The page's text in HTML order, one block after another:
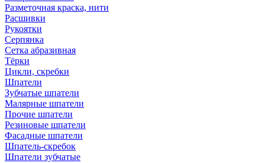
Разметочная краска, нити
Расшивки
Рукоятки
Серпянка
Сетка абразивная
Тёрки
Цикли, скребки
Шпатели
Зубчатые шпатели
Малярные шпатели
Прочие шпатели
Резиновые шпатели
Фасадные шпатели
Шпатель-скребок
Шпатели зубчатые